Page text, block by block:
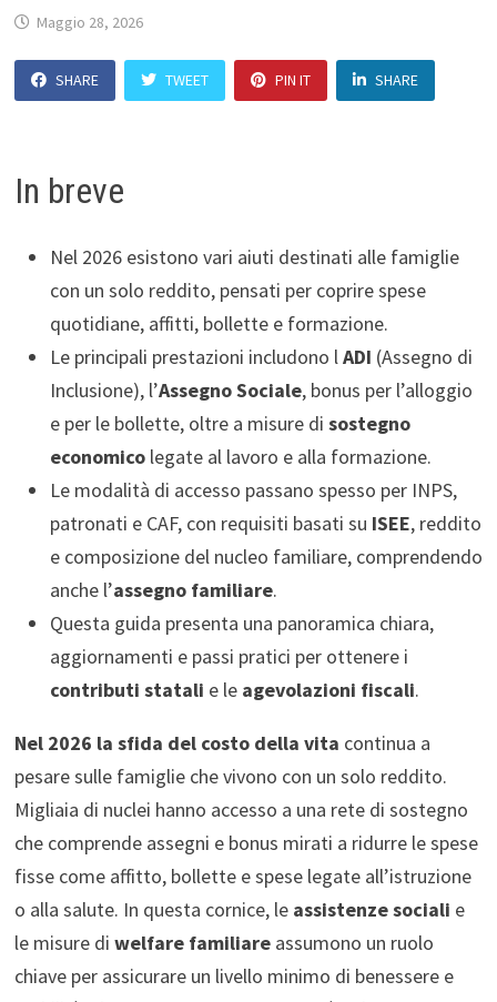
Maggio 28, 2026
SHARE TWEET PIN IT SHARE
In breve
Nel 2026 esistono vari aiuti destinati alle famiglie
con un solo reddito, pensati per coprire spese
quotidiane, affitti, bollette e formazione.
Le principali prestazioni includono lADI (Assegno di
Inclusione), l’Assegno Sociale, bonus per l’alloggio
e per le bollette, oltre a misure di sostegno
economicolegate al lavoro e alla formazione.
Le modalità di accesso passano spesso per INPS,
patronati e CAF, con requisiti basati su ISEE, reddito
e composizione del nucleo familiare, comprendendo
anche l’assegno familiare.
Questa guida presenta una panoramica chiara,
aggiornamenti e passi pratici per ottenere i
contributi statali e le agevolazioni fiscali.
Nel 2026 la sfida del costo della vita continua a
pesare sulle famiglie che vivono con un solo reddito.
Migliaia di nuclei hanno accesso a una rete di sostegno
che comprende assegni e bonus mirati a ridurre le spese
fisse come affitto, bollette e spese legate all’istruzione
o alla salute. In questa cornice, le assistenze sociali e
le misure di welfare familiareassumono un ruolo
chiave per assicurare un livello minimo di benessere e